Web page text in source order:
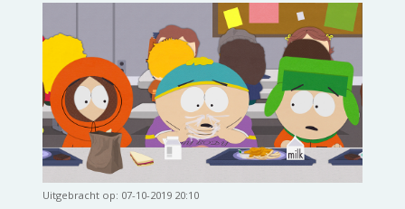
Uitgebracht op: 07-10-2019 20:10